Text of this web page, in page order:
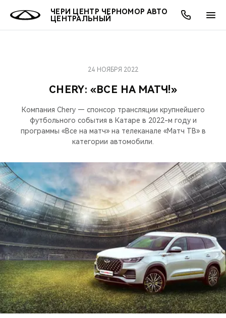
ЧЕРИ ЦЕНТР ЧЕРНОМОР АВТО
ЦЕНТРАЛЬНЫЙ
МОДЕЛИ
КРОССОВЕРЫ
СЕДАНЫ
НОВИНКИ
О КОМПАНИИ
МЫ В СОЦСЕТЯХ
ПОКУПАТЕЛЯМ
КРЕДИТ И СТРАХОВАНИЕ
ВЛАДЕЛЬЦАМ
ЗАПЧАСТИ И АКСЕССУАРЫ
ТЕХНИЧЕСКОЕ ОБСЛУЖИВАНИЕ
МИР CHERY
CHERY В СОЦСЕТЯХ
БЛАГОТВОРИТЕЛЬНОСТЬ
CHERY И СПОРТ
CHERY REMOTE
CHERY CONNECT
НАШИ МЕРОПРИЯТИЯ
CHERY ДЛЯ ДЕТЕЙ
ОНЛАЙН СЕРВИСЫ
CHERY: «ВСЕ НА МАТЧ!»
24 НОЯБРЯ 2022
Компания Chery — спонсор трансляции крупнейшего
футбольного события в Катаре в 2022-м году и
программы «Все на матч» на телеканале «Матч ТВ» в
категории автомобили.